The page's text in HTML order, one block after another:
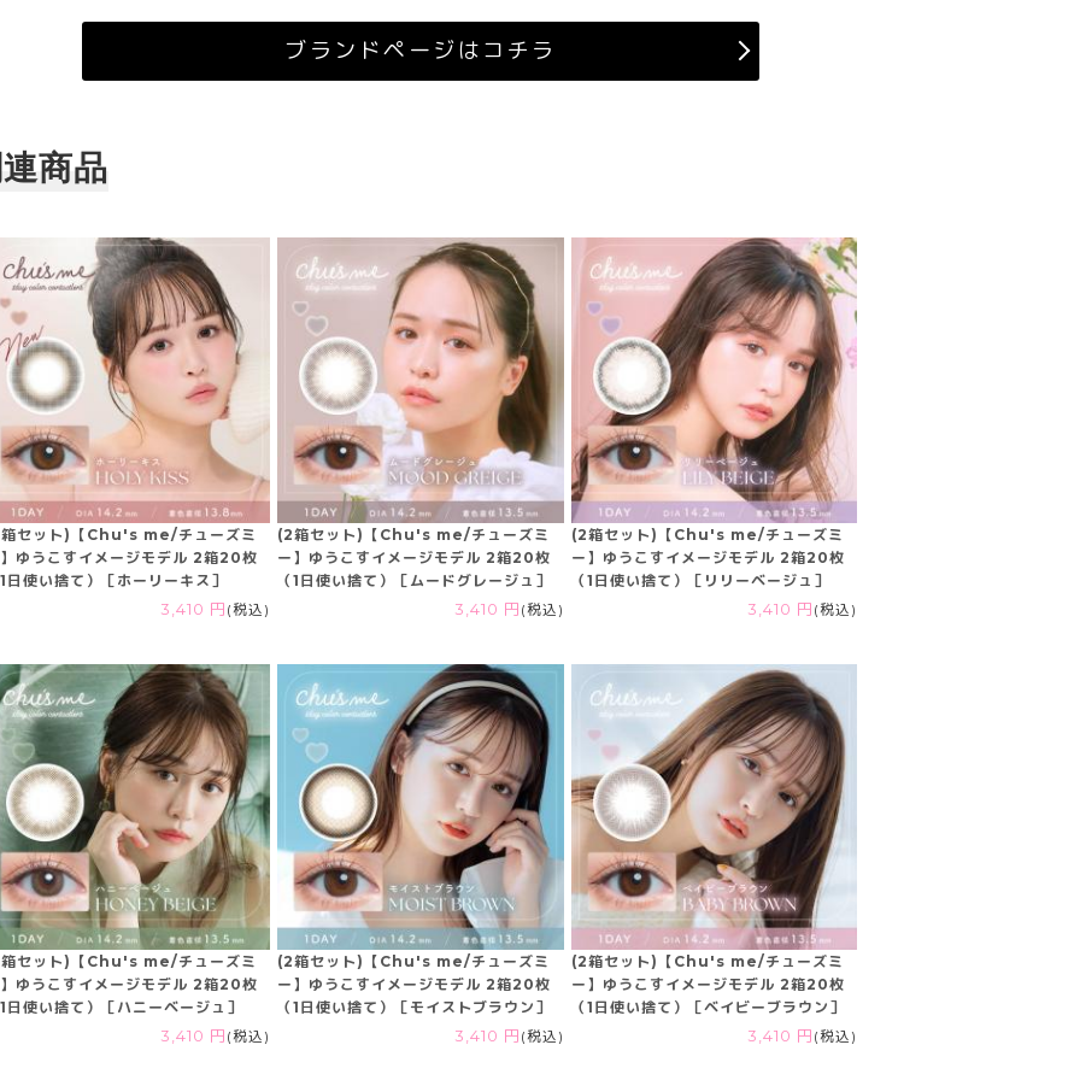
ブランドページはコチラ
商品
セット)【Chu's me/チューズミ
ゆうこすイメージモデル 2箱20枚
日使い捨て）［ホーリーキス］
3,410 円 (税込)
(2箱セット)【Chu's me/チューズミ
ー】ゆうこすイメージモデル 2箱20枚
（1日使い捨て）［ムードグレージュ］
3,410 円 (税込)
(2箱セット)【Chu's me/チューズミ
ー】ゆうこすイメージモデル 2箱20枚
（1日使い捨て）［リリーベージュ］
3,410 円 (税込)
セット)【Chu's me/チューズミ
ゆうこすイメージモデル 2箱20枚
日使い捨て）［ハニーベージュ］
3,410 円 (税込)
(2箱セット)【Chu's me/チューズミ
ー】ゆうこすイメージモデル 2箱20枚
（1日使い捨て）［モイストブラウン］
3,410 円 (税込)
(2箱セット)【Chu's me/チューズミ
ー】ゆうこすイメージモデル 2箱20枚
（1日使い捨て）［ベイビーブラウン］
3,410 円 (税込)